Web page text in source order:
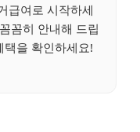
급여로 시작하세
꼼히 안내해 드립
을 확인하세요!